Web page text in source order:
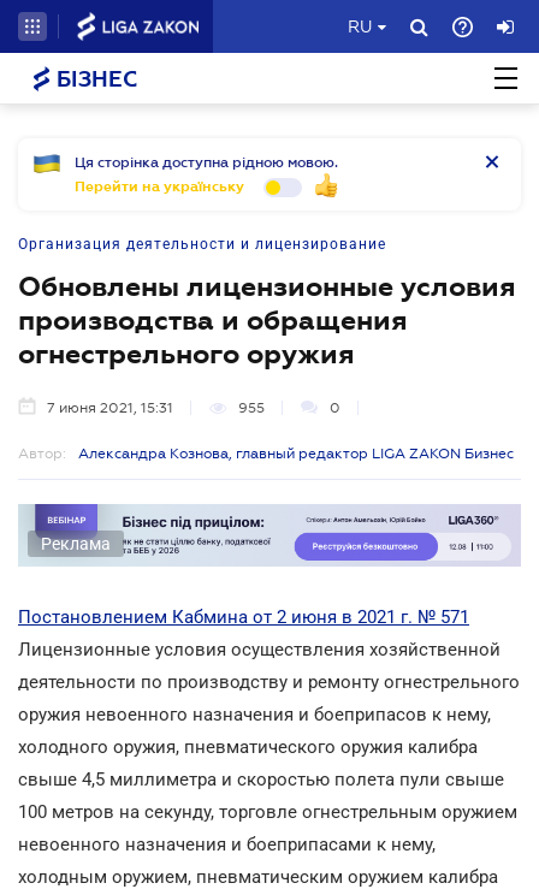
RU
БІЗНЕС
Ця сторінка доступна рідною мовою.
Перейти на українську
Организация деятельности и лицензирование
Обновлены лицензионные условия
производства и обращения
огнестрельного оружия
7 июня 2021, 15:31 955 0
Автор: Александра Кознова, главный редактор LIGA ZAKON Бизнес
Реклама
Постановлением Кабмина от 2 июня в 2021 г. № 571
Лицензионные условия осуществления хозяйственной
деятельности по производству и ремонту огнестрельного
оружия невоенного назначения и боеприпасов к нему,
холодного оружия, пневматического оружия калибра
свыше 4,5 миллиметра и скоростью полета пули свыше
100 метров на секунду, торговле огнестрельным оружием
невоенного назначения и боеприпасами к нему,
холодным оружием, пневматическим оружием калибра